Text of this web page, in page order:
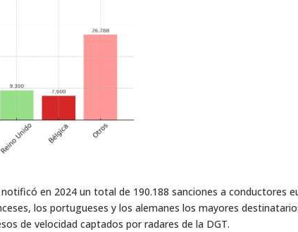
en 2024 un total de 190.188 sanciones a conductores
los portugueses y los alemanes los mayores
de velocidad captados por radares de la DGT.